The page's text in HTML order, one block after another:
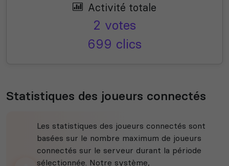
Activité totale
2 votes
699 clics
Statistiques des joueurs connectés
Les statistiques des joueurs connectés sont
basées sur le nombre maximum de joueurs
connectés sur le serveur durant la période
sélectionnée. Notre système,